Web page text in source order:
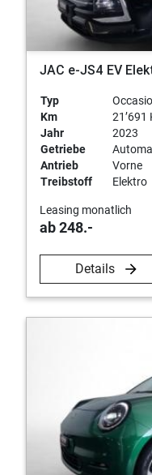
JAC e-JS4 EV
Typ
Km
21’691
Jahr
2023
Getriebe
Antrieb
Vorne
Treibstoff
Elektro
Leasing monatlich
ab 248.-
Details